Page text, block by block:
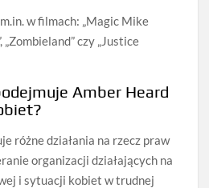
w filmach: „Magic Mike
„Zombieland” czy „Justice
Amber Heard
różne działania na rzecz praw
organizacji działających na
i sytuacji kobiet w trudnej